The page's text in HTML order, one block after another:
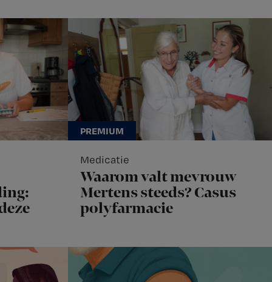
Medicatie
Waarom valt mevrouw
Mertens steeds? Casus
polyfarmacie